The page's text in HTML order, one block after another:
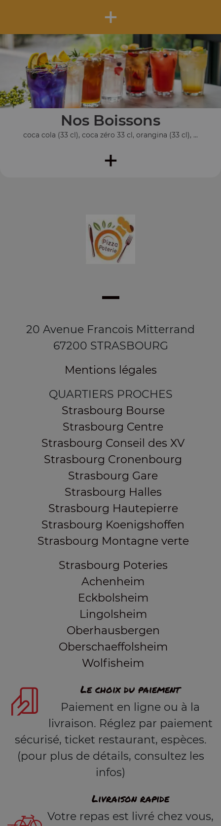
+
Nos Boissons
coca cola (33 cl), coca zéro 33 cl, orangina (33 cl), ...
+
20 Avenue Francois Mitterrand
67200 STRASBOURG
Mentions légales
QUARTIERS PROCHES
Strasbourg Bourse
Strasbourg Centre
Strasbourg Conseil des XV
Strasbourg Cronenbourg
Strasbourg Gare
Strasbourg Halles
Strasbourg Hautepierre
Strasbourg Koenigshoffen
Strasbourg Montagne verte
Strasbourg Poteries
Achenheim
Eckbolsheim
Lingolsheim
Oberhausbergen
Oberschaeffolsheim
Wolfisheim
Le choix du paiement
Paiement en ligne ou à la
livraison. Réglez par paiement
sécurisé, ticket restaurant, espèces.
(pour plus de détails, consultez les
infos)
Livraison rapide
Votre repas est livré chez vous,